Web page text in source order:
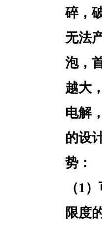
碎，
无法
泡，
越大
电解
的设
势：
（1
限度